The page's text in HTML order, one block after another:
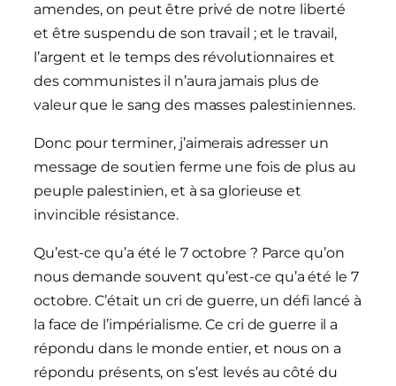
amendes, on peut être privé de notre liberté
et être suspendu de son travail ; et le travail,
l’argent et le temps des révolutionnaires et
des communistes il n’aura jamais plus de
valeur que le sang des masses palestiniennes.
Donc pour terminer, j’aimerais adresser un
message de soutien ferme une fois de plus au
peuple palestinien, et à sa glorieuse et
invincible résistance.
Qu’est-ce qu’a été le 7 octobre ? Parce qu’on
nous demande souvent qu’est-ce qu’a été le 7
octobre. C’était un cri de guerre, un défi lancé à
la face de l’impérialisme. Ce cri de guerre il a
répondu dans le monde entier, et nous on a
répondu présents, on s’est levés au côté du